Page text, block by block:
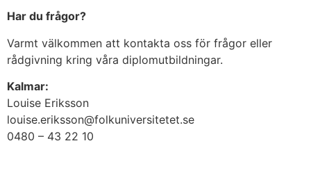
Har du frågor?
Varmt välkommen att kontakta oss för frågor eller
rådgivning kring våra diplomutbildningar.
Kalmar:
Louise Eriksson
louise.eriksson@folkuniversitetet.se
0480 – 43 22 10